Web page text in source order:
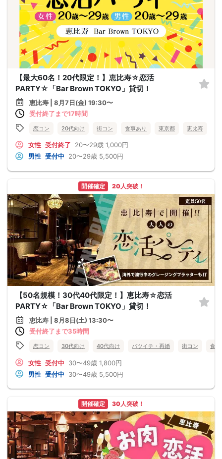
【最大60名！20代限定！】恵比寿☆恋活
PARTY☆「Bar Brown TOKYO」貸切！
恵比寿 | 8月7日(金) 19:30〜
受付終了まで17時間
恋コン 20代向け 街コン 食事あり 東京都 恵比寿
女性 受付終了 20〜29歳 1,000円
男性 受付中 20〜29歳 5,500円
開催確定 20人突破！
【50名規模！30代40代限定！】恵比寿☆恋活
PARTY☆「Bar Brown TOKYO」貸切！
恵比寿 | 8月8日(土) 13:30〜
受付終了まで35時間
恋コン 30代向け 40代向け バツイチ・再婚 街コン 食
女性 受付中 30〜49歳 1,800円
男性 受付中 30〜49歳 5,500円
開催確定 30人突破！